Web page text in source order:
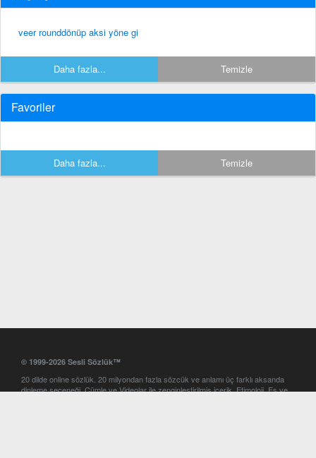
veer rounddönüp aksi yöne gi
Daha fazla... Temizle
Favoriler
Daha fazla... Temizle
© 1999-2026 Sesli Sözlük™
20 dilde online sözlük. 20 milyondan fazla sözcük ve anlamı üç farklı aksanda
dinleme seçeneği. Cümle ve Videolar ile zenginleştirilmiş içerik. Etimoloji, Eş ve